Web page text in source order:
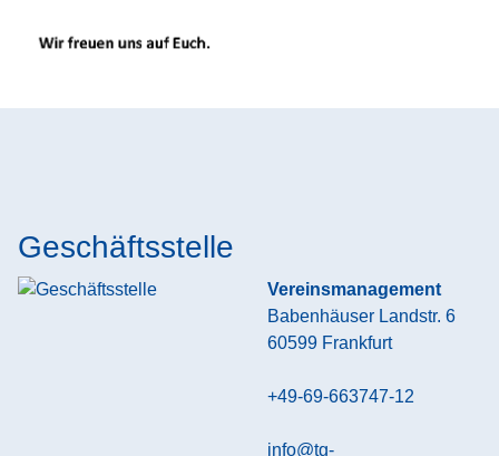
Geschäftsstelle
Vereinsmanagement
Babenhäuser Landstr. 6
60599 Frankfurt
+49-69-663747-12
info@tg-